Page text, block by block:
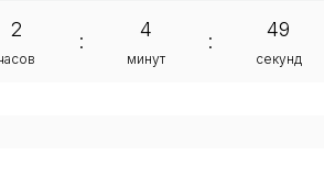
2
:
4
минут
:
49
секунд